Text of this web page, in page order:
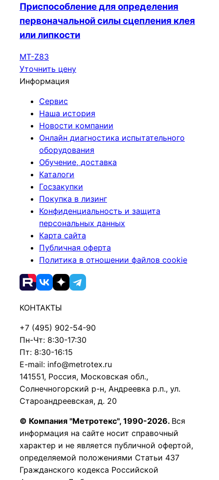
Приспособление для определения
первоначальной силы сцепления клея
или липкости
МТ-Z83
Уточнить цену
Информация
Сервис
Наша история
Новости компании
Онлайн диагностика испытательного
оборудования
Обучение, доставка
Каталоги
Госзакупки
Покупка в лизинг
Конфиденциальность и защита
персональных данных
Карта сайта
Публичная оферта
Политика в отношении файлов cookie
КОНТАКТЫ
+7 (495) 902-54-90
Пн-Чт: 8:30-17:30
Пт: 8:30-16:15
E-mail: info@metrotex.ru
141551, Россия, Московская обл.,
Солнечногорский р-н, Андреевка р.п., ул.
Староандреевская, д. 20
© Компания "Метротекс", 1990-2026. Вся
информация на сайте носит справочный
характер и не является публичной офертой,
определяемой положениями Статьи 437
Гражданского кодекса Российской